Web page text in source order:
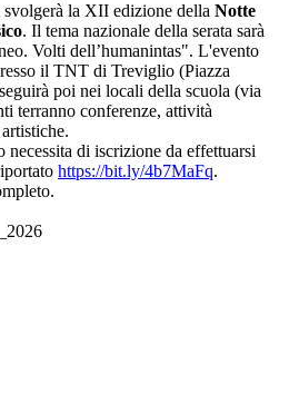
svolgerà la XII edizione della Notte
. Il tema nazionale della serata sarà
Volti dell’humanintas". L'evento
il TNT di Treviglio (Piazza
poi nei locali della scuola (via
terranno conferenze, attività
necessita di iscrizione da effettuarsi
https://bit.ly/4b7MaFq.